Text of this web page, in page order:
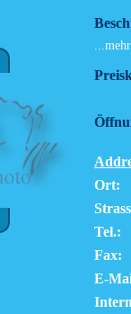
...mehr
Ort:
Tel.:
Fax:
E-